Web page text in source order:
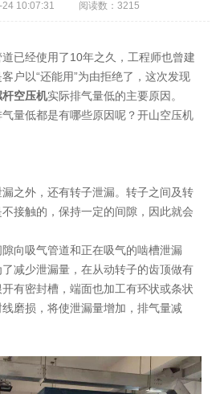
10:07:31 阅读数：3215
已经使用了10年之久，工程师也曾建
户以“还能用”为由拒绝了，这次发现
杆空压机实际排气量低的主要原因。
量低都是有哪些原因呢？开山空压机
之外，还有转子泄漏。转子之间及转
接触的，保持一定的间隙，因此就会
向吸气管道和正在吸气的啮槽泄漏
减少泄漏量，在从动转子的齿顶做有
有密封槽，端面也加工有环状或条状
磨损，将使泄漏量增加，排气量减